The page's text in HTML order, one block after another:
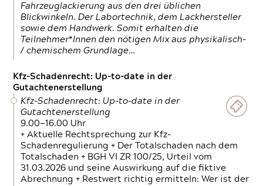
Fahrzeuglackierung aus den drei üblichen
Blickwinkeln. Der Labortechnik, dem Lackhersteller
sowie dem Handwerk. Somit erhalten die
Teilnehmer*Innen den nötigen Mix aus physikalisch-
/ chemischem Grundlage…
Kfz-Schadenrecht: Up-to-date in der
Gutachtenerstellung
Kfz-Schadenrecht: Up-to-date in der
Gutachtenerstellung
9.00—16.00 Uhr
+ Aktuelle Rechtsprechung zur Kfz-
Schadenregulierung + Der Totalschaden nach dem
Totalschaden + BGH VI ZR 100/25, Urteil vom
31.03.2026 und seine Auswirkung auf die fiktive
Abrechnung + Restwert richtig ermitteln: Wer ist der